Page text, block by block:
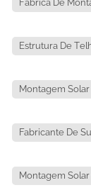
Fábrica De
Estrutura De
Montagem
Fabricante De
Montagem